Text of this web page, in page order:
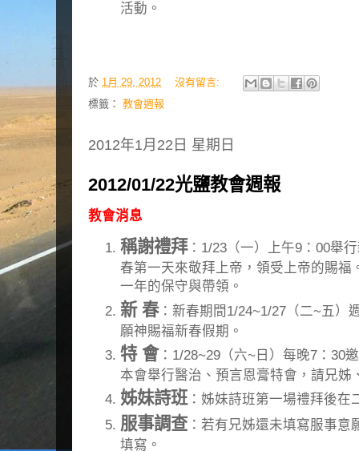
活動。
於 1月 29, 2012
沒有留言:
標籤： 教會週報
2012年1月22日 星期日
2012/01/22光鹽教會週報
教會消息
稱謝禮拜：1/23（一）上午9：00舉
春第一天來敬拜上帝，領受上帝的賜福
一年的保守與帶領。
新 春：新春期間1/24~1/27（二~五）
願神賜福新春假期。
特 會 ：1/28~29（六~日）每晚7：30
本會舉行醫治、預言恩膏特會，請兄姊
姊妹詩班：姊妹詩班第一場禮拜後在
服事調查 ：若有兄姊還未填寫服事
填寫。